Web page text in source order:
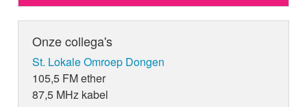
Onze collega's
St. Lokale Omroep Dongen
105,5 FM ether
87,5 MHz kabel